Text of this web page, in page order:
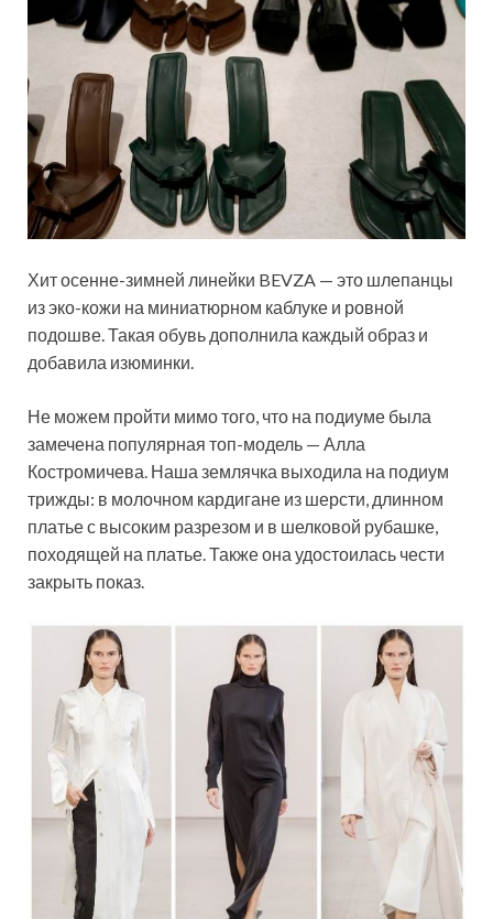
Хит осенне-зимней линейки BEVZA — это шлепанцы
из эко-кожи на миниатюрном каблуке и ровной
подошве. Такая обувь дополнила каждый образ и
добавила изюминки.
Не можем пройти мимо того, что на подиуме была
замечена популярная топ-модель — Алла
Костромичева. Наша землячка выходила на подиум
трижды: в молочном кардигане из шерсти, длинном
платье с высоким разрезом и в шелковой рубашке,
походящей на платье. Также она удостоилась чести
закрыть показ.